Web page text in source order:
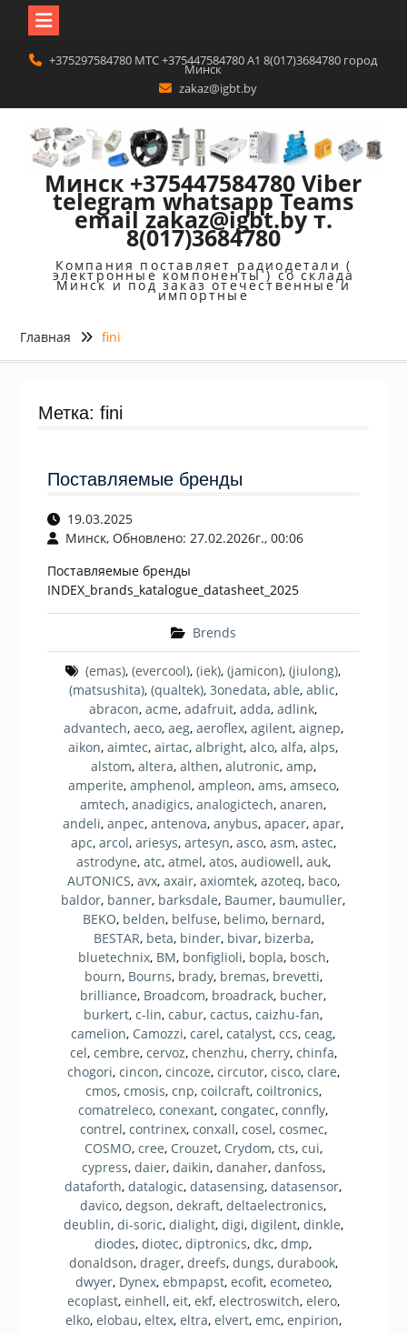
Перейти
+375297584780 MTC +375447584780 A1 8(017)3684780 город
Минск
zakaz@igbt.by
Минск +375447584780 Viber
telegram whatsapp Teams
email zakaz@igbt.by т.
8(017)3684780
Компания поставляет радиодетали (
электронные компоненты ) со склада
Минск и под заказ отечественные и
импортные
Главная fini
Метка: fini
Поставляемые бренды
19.03.2025
Минск, Обновлено: 27.02.2026г., 00:06
Поставляемые бренды
INDEX_brands_katalogue_datasheet_2025
Brends
(emas),(evercool),(iek),(jamicon),(jiulong),
(matsushita), (qualtek), 3onedata, able, ablic,
abracon,acme,adafruit,adda,adlink,
advantech, aeco, aeg, aeroflex, agilent, aignep,
aikon,aimtec,airtac,albright,alco,alfa,alps,
alstom, altera, althen, alutronic, amp,
amperite, amphenol, ampleon, ams, amseco,
amtech,anadigics,analogictech,anaren,
andeli,anpec,antenova,anybus,apacer,apar,
apc, arcol, ariesys, artesyn, asco, asm, astec,
astrodyne, atc, atmel, atos, audiowell, auk,
AUTONICS, avx, axair, axiomtek, azoteq, baco,
baldor, banner, barksdale, Baumer, baumuller,
BEKO, belden, belfuse, belimo, bernard,
BESTAR, beta, binder, bivar, bizerba,
bluetechnix, BM, bonfiglioli, bopla, bosch,
bourn, Bourns, brady, bremas, brevetti,
brilliance, Broadcom, broadrack, bucher,
burkert,c-lin,cabur,cactus,caizhu-fan,
camelion, Camozzi,carel,catalyst,ccs,ceag,
cel, cembre, cervoz, chenzhu, cherry, chinfa,
chogori, cincon, cincoze, circutor, cisco, clare,
cmos, cmosis, cnp, coilcraft, coiltronics,
comatreleco,conexant,congatec,connfly,
contrel, contrinex, conxall, cosel, cosmec,
COSMO, cree, Crouzet, Crydom, cts, cui,
cypress, daier, daikin, danaher, danfoss,
dataforth,datalogic,datasensing,datasensor,
davico,degson,dekraft,deltaelectronics,
deublin, di-soric, dialight, digi, digilent, dinkle,
diodes,diotec,diptronics,dkc,dmp,
donaldson, drager, dreefs, dungs, durabook,
dwyer, Dynex, ebmpapst, ecofit, ecometeo,
ecoplast, einhell, eit, ekf, electroswitch, elero,
elko, elobau, eltex, eltra, elvert, emc, enpirion,